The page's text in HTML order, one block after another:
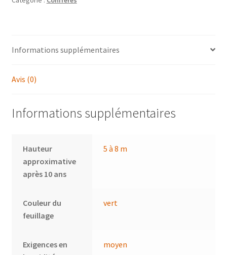
Informations supplémentaires
Avis (0)
Informations supplémentaires
Hauteur
approximative
après 10 ans
5 à 8 m
Couleur du
feuillage
vert
Exigences en
moyen